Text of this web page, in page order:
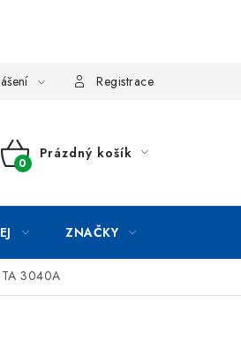
Registrace
NÁKUPNÍ
Prázdný košík
ZNAČKY
3040A